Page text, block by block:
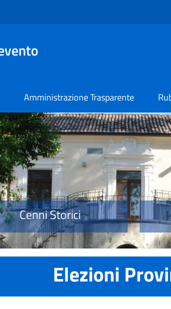
Amministrazione Trasparente
Cenni Storici
Elezioni